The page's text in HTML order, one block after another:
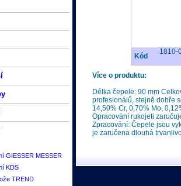
GIESSER MESSER
KDS
TREND
Kód
1810-
Více o produktu:
Délka čepele: 90 mm
profesionálů, stejně dobře
14,50% Cr, 0,70% Mo,
Opracování rukojeti
Zpracování: Čepele jsou
je zaručena dlouhá